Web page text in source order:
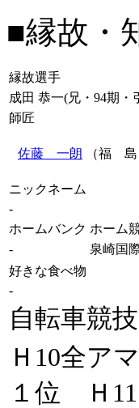
■縁故・
縁故選手
成田 恭一(兄・94期・
師匠
佐藤 一朗 （福 島
ニックネーム
-
ホームバンク ホーム
-
泉崎国
好きな食べ物
-
自転車競
Ｈ10全ア
１位 Ｈ